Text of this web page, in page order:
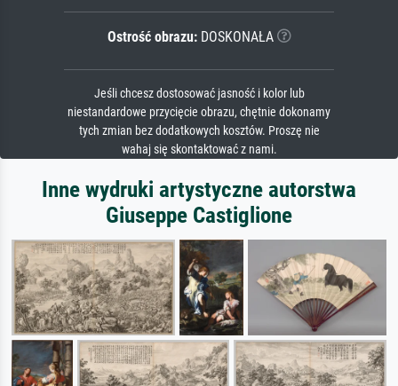
Ostrość obrazu:DOSKONAŁA
Jeśli chcesz dostosować jasność i kolor lub
niestandardowe przycięcie obrazu, chętnie dokonamy
tych zmian bez dodatkowych kosztów. Proszę nie
wahaj się skontaktować z nami.
Inne wydruki artystyczne autorstwa
Giuseppe Castiglione